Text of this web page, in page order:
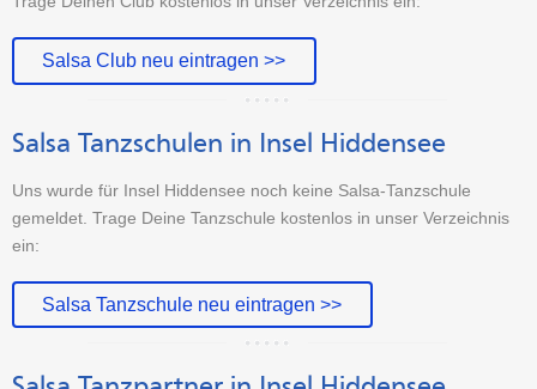
Salsa Club neu eintragen >>
Salsa Tanzschulen in Insel Hiddensee
Uns wurde für Insel Hiddensee noch keine Salsa-Tanzschule
gemeldet. Trage Deine Tanzschule kostenlos in unser Verzeichnis
ein:
Salsa Tanzschule neu eintragen >>